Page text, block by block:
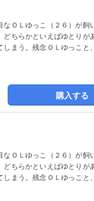
ＯＬゆっこ（２６）が飼
ちらかといえばゆとりが
まう。残念ＯＬゆっこと
購入する
ＯＬゆっこ（２６）が飼
ちらかといえばゆとりが
まう。残念ＯＬゆっこと